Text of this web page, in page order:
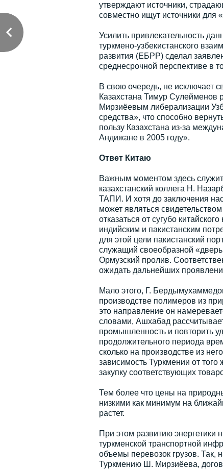
утверждают источники,
совместно ищут источники
Усилить привлекательность
туркмено-узбекистанского
развития (ЕБРР) сделал
среднесрочной перспективе в
В свою очередь, не исключает
Казахстана Тимур Сулейменов
Мирзиёевым либерализации
средства», что способно
пользу Казахстана из-за
Андижане в 2005 году».
Ответ Китаю
Важным моментом здесь
казахстанский коллега Н.
ТАПИ. И хотя до заключения
может являться
отказаться от сугубо
индийским и пакистанским
для этой цели пакистанский
служащий своеобразной
Ормузский пролив.
ожидать дальнейших
Мало этого, Г.
производстве полимеров из
это направление он
словами, Ашхабад
промышленность и повторить
продолжительного периода
сколько на производстве из
зависимость Туркмении от
закупку соответствующих
Тем более что цены на
низкими как минимум на
растет.
При этом развитию энергетики
туркменской транспортной
объемы перевозок грузов. Так,
Туркмению Ш. Мирзиёева,